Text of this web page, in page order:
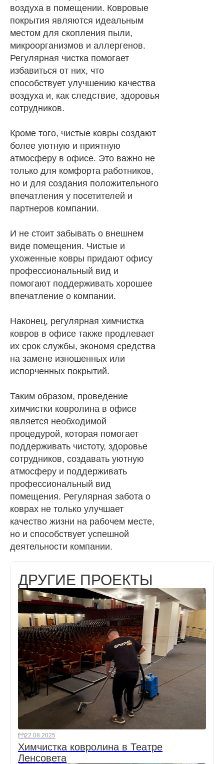
воздуха в помещении. Ковровые
покрытия являются идеальным
местом для скопления пыли,
микроорганизмов и аллергенов.
Регулярная чистка помогает
избавиться от них, что
способствует улучшению качества
воздуха и, как следствие, здоровья
сотрудников.
Кроме того, чистые ковры создают
более уютную и приятную
атмосферу в офисе. Это важно не
только для комфорта работников,
но и для создания положительного
впечатления у посетителей и
партнеров компании.
И не стоит забывать о внешнем
виде помещения. Чистые и
ухоженные ковры придают офису
профессиональный вид и
помогают поддерживать хорошее
впечатление о компании.
Наконец, регулярная химчистка
ковров в офисе также продлевает
их срок службы, экономя средства
на замене изношенных или
испорченных покрытий.
Таким образом, проведение
химчистки ковролина в офисе
является необходимой
процедурой, которая помогает
поддерживать чистоту, здоровье
сотрудников, создавать уютную
атмосферу и поддерживать
профессиональный вид
помещения. Регулярная забота о
коврах не только улучшает
качество жизни на рабочем месте,
но и способствует успешной
деятельности компании.
ДРУГИЕ ПРОЕКТЫ
22.08.2025
Химчистка ковролина в Театре
Ленсовета